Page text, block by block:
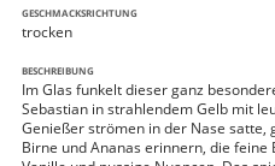
GESCHMACKSRICHTUNG
trocken
BESCHREIBUNG
Im Glas funkelt dieser ganz
Sebastian in strahlendem Gelb mit
Genießer strömen in der Nase satte,
Birne und Ananas erinnern, die